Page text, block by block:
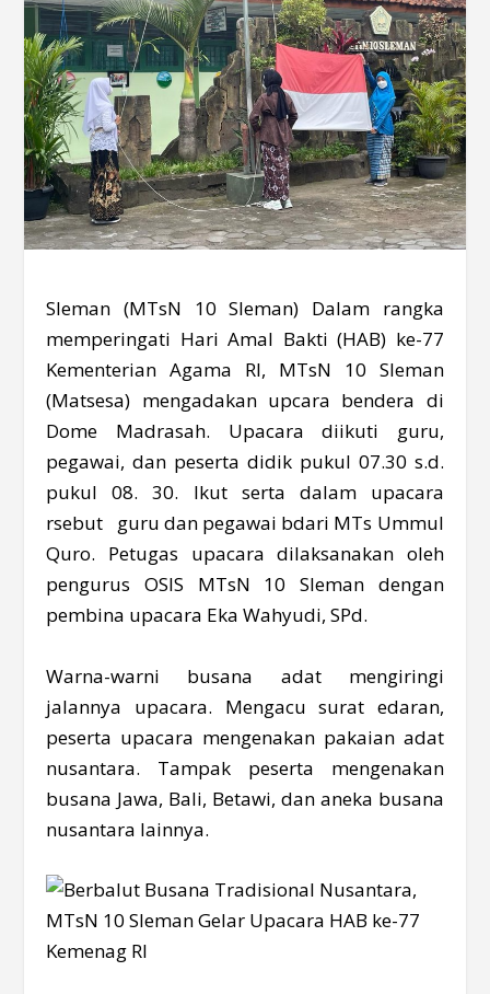
Sleman (MTsN 10 Sleman) Dalam rangka
memperingati Hari Amal Bakti (HAB) ke-77
Kementerian Agama RI, MTsN 10 Sleman
(Matsesa) mengadakan upcara bendera di
Dome Madrasah. Upacara diikuti guru,
pegawai, dan peserta didik pukul 07.30 s.d.
pukul 08. 30. Ikut serta dalam upacara
rsebut guru dan pegawai bdari MTs Ummul
Quro. Petugas upacara dilaksanakan oleh
pengurus OSIS MTsN 10 Sleman dengan
pembina upacara Eka Wahyudi, SPd.
Warna-warni busana adat mengiringi
jalannya upacara. Mengacu surat edaran,
peserta upacara mengenakan pakaian adat
nusantara. Tampak peserta mengenakan
busana Jawa, Bali, Betawi, dan aneka busana
nusantara lainnya.